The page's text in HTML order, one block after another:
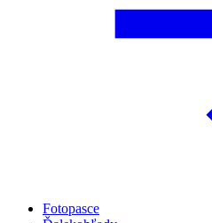
Fotopasce